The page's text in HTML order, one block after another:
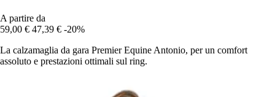
A partire da
59,00 € 47,39 € -20%
La calzamaglia da gara Premier Equine Antonio, per un comfort
assoluto e prestazioni ottimali sul ring.